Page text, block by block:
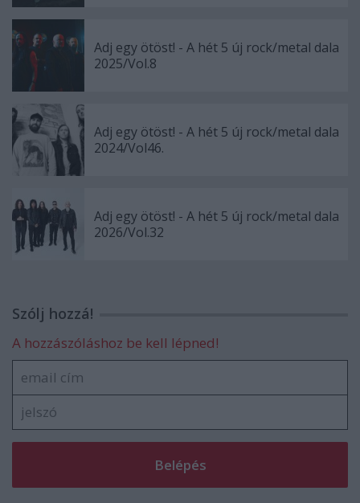
Adj egy ötöst! - A hét 5 új rock/metal dala
2025/Vol.8
Adj egy ötöst! - A hét 5 új rock/metal dala
2024/Vol46.
Adj egy ötöst! - A hét 5 új rock/metal dala
2026/Vol.32
Szólj hozzá!
A hozzászóláshoz be kell lépned!